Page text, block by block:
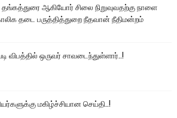
தங்கத்துரை ஆகியோர் சிலை நிறுவுவதற்கு நாளை
தடை பருத்தித்துறை நீதவான் நீதிமன்றம்
விபத்தில் ஒருவர் சாவடைந்துள்ளார்..!
மகிழ்ச்சியான செய்தி..!